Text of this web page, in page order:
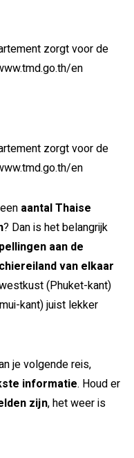
zorgt voor de
en
zorgt voor de
en
aantal Thaise
? Dan is het belangrijk
aan de
van elkaar
(Phuket-kant)
kant) juist lekker
je volgende reis,
informatie. Houd er
zijn, het weer is